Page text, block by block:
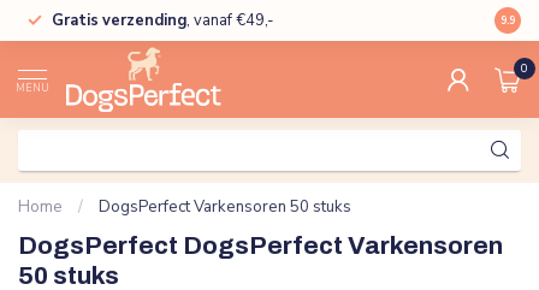
Gratis verzending, vanaf €49,- 9.9
MENU
0
Home / DogsPerfect Varkensoren 50 stuks
DogsPerfect DogsPerfect Varkensoren
50 stuks